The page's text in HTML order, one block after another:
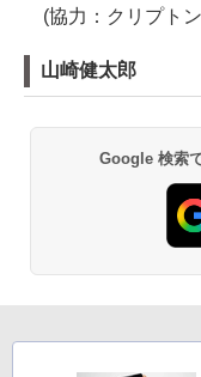
(協力：クリプト
山崎健太郎
Google 検索